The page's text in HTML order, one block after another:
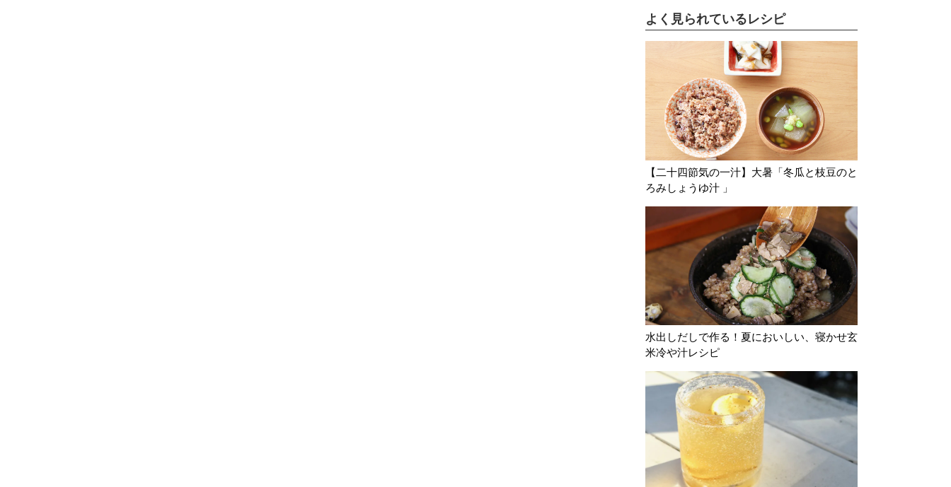
よく見られているレシピ
【二十四節気の一汁】大暑「冬瓜と枝豆のと
ろみしょうゆ汁 」
水出しだしで作る！夏においしい、寝かせ玄
米冷や汁レシピ